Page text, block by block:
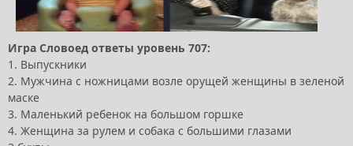
Игра Словоед ответы уровень 707:
1. Выпускники
2. Мужчина с ножницами возле орущей женщины в зеленой
маске
3. Маленький ребенок на большом горшке
4. Женщина за рулем и собака с большими глазами